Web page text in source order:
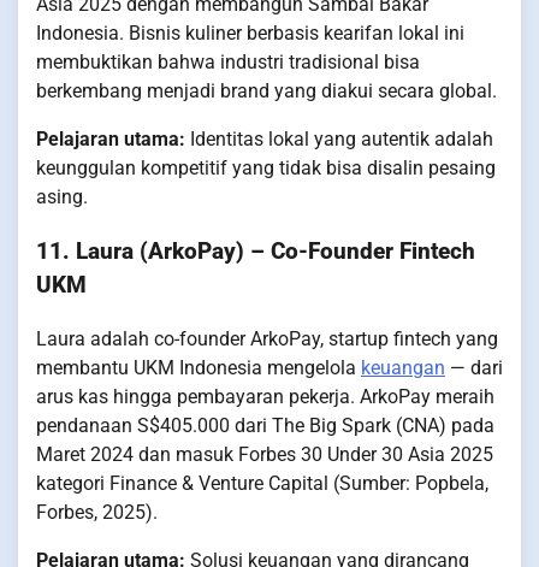
Indonesia. Bisnis kuliner berbasis kearifan lokal ini
membuktikan bahwa industri tradisional bisa
berkembang menjadi brand yang diakui secara global.
Pelajaran utama: Identitas lokal yang autentik adalah
keunggulan kompetitif yang tidak bisa disalin pesaing
asing.
11. Laura (ArkoPay) – Co-Founder Fintech
UKM
Laura adalah co-founder ArkoPay, startup fintech yang
membantu UKM Indonesia mengelola keuangan — dari
arus kas hingga pembayaran pekerja. ArkoPay meraih
pendanaan S$405.000 dari The Big Spark (CNA) pada
Maret 2024 dan masuk Forbes 30 Under 30 Asia 2025
kategori Finance & Venture Capital (Sumber: Popbela,
Forbes, 2025).
Pelajaran utama: Solusi keuangan yang dirancang